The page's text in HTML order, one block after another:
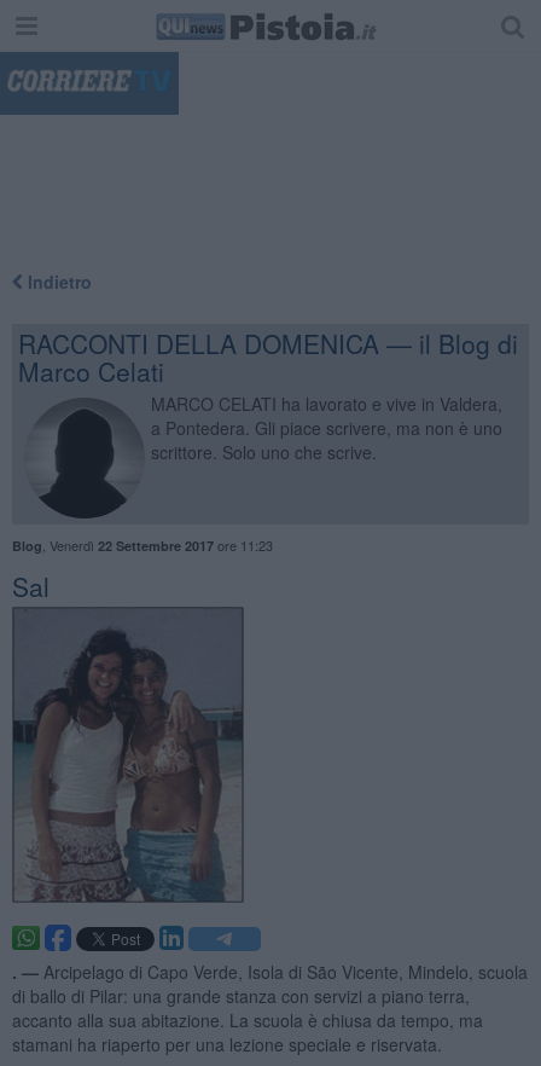
Indietro
RACCONTI DELLA DOMENICA — il Blog di
Marco Celati
MARCO CELATI ha lavorato e vive in Valdera,
a Pontedera. Gli piace scrivere, ma non è uno
scrittore. Solo uno che scrive.
Blog Venerdì 22 Settembre 2017ore 11:23
Sal
. — Arcipelago di Capo Verde, Isola di São Vicente, Mindelo, scuola
di ballo di Pilar: una grande stanza con servizi a piano terra,
accanto alla sua abitazione. La scuola è chiusa da tempo, ma
stamani ha riaperto per una lezione speciale e riservata.